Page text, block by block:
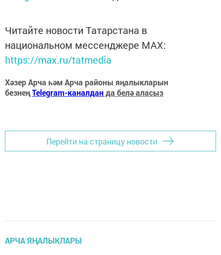
Читайте новости Татарстана в
национальном мессенджере MАХ:
https://max.ru/tatmedia
Хәзер Арча һәм Арча районы яңалыкларын
безнеңTelegram-каналданда белә аласыз
Перейти на страницу новости
АРЧА ЯҢАЛЫКЛАРЫ